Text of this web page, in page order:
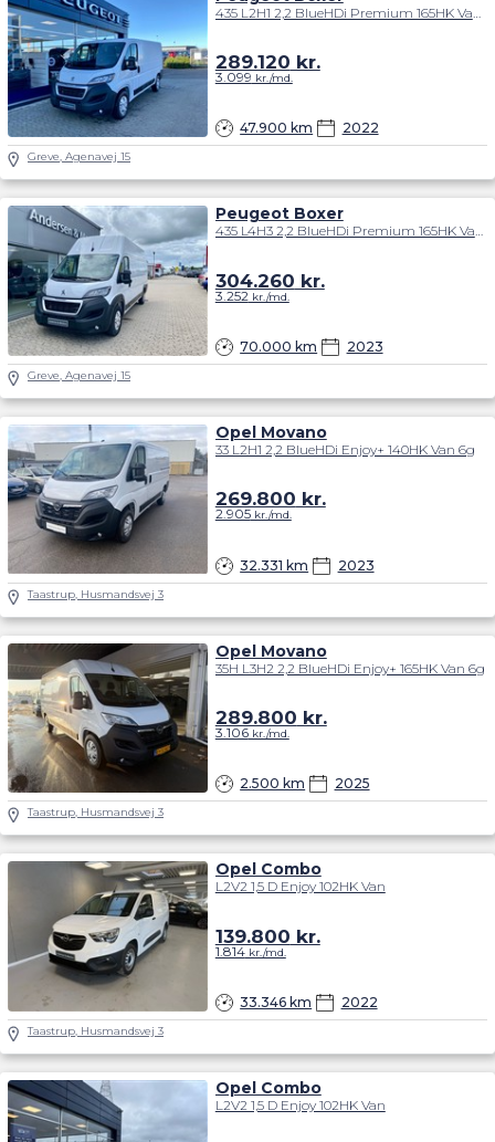
47.900 km 2022
289.120 kr.
3.099 kr./md.
Greve, Agenavej 15
Peugeot Boxer
435 L4H3 2,2 BlueHDi Premium 165HK Van 6g
70.000 km 2023
304.260 kr.
3.252kr./md.
Greve, Agenavej 15
Opel Movano
33 L2H1 2,2 BlueHDi Enjoy+ 140HK Van 6g
32.331 km 2023
269.800 kr.
2.905kr./md.
Taastrup, Husmandsvej 3
Opel Movano
35H L3H2 2,2 BlueHDi Enjoy+ 165HK Van 6g
2.500 km 2025
289.800 kr.
3.106kr./md.
Taastrup, Husmandsvej 3
Opel Combo
L2V2 1,5 D Enjoy 102HK Van
33.346 km 2022
139.800 kr.
1.814kr./md.
Taastrup, Husmandsvej 3
Opel Combo
L2V2 1,5 D Enjoy 102HK Van